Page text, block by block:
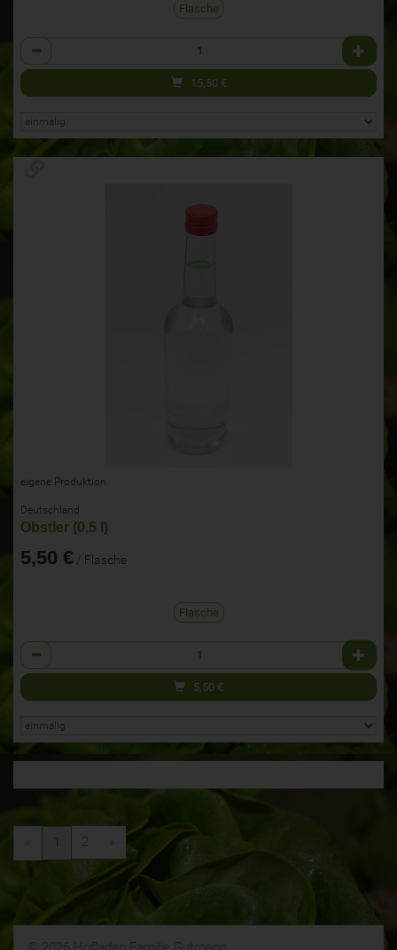
Flasche
Anzahl
15,50 €
eigene Produktion
Deutschland
Obstler (0,5 l)
5,50 € / Flasche
Flasche
Anzahl
5,50 €
1 2 »